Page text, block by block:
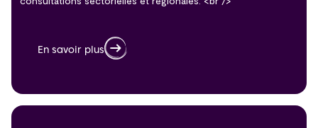
En savoir plus